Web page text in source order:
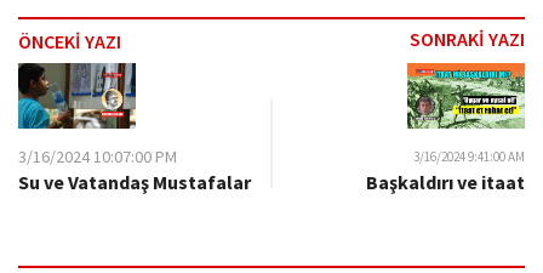
ÖNCEKİ YAZI SONRAKİ YAZI
3/16/2024 10:07:00 PM
Su ve Vatandaş Mustafalar
3/16/2024 9:41:00 AM
Başkaldırı ve itaat